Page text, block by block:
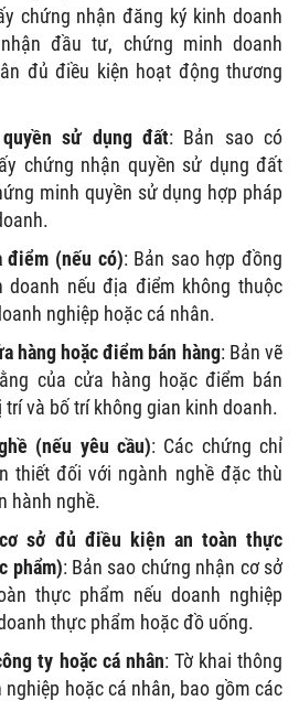
chứng nhận đăng ký kinh doanh
đầu tư, chứng minh doanh
đủ điều kiện hoạt động thương
sử dụng đất: Bản sao có
chứng nhận quyền sử dụng đất
minh quyền sử dụng hợp pháp
điểm (nếu có): Bản sao hợp đồng
doanh nếu địa điểm không thuộc
nghiệp hoặc cá nhân.
hàng hoặc điểm bán hàng: Bản vẽ
của cửa hàng hoặc điểm bán
và bố trí không gian kinh doanh.
(nếu yêu cầu): Các chứng chỉ
thiết đối với ngành nghề đặc thù
hành nghề.
sở đủ điều kiện an toàn thực
phẩm): Bản sao chứng nhận cơ sở
thực phẩm nếu doanh nghiệp
thực phẩm hoặc đồ uống.
ty hoặc cá nhân: Tờ khai thông
hoặc cá nhân, bao gồm các